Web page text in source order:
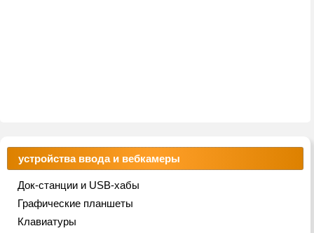
устройства ввода и вебкамеры
Док-станции и USB-хабы
Графические планшеты
Клавиатуры